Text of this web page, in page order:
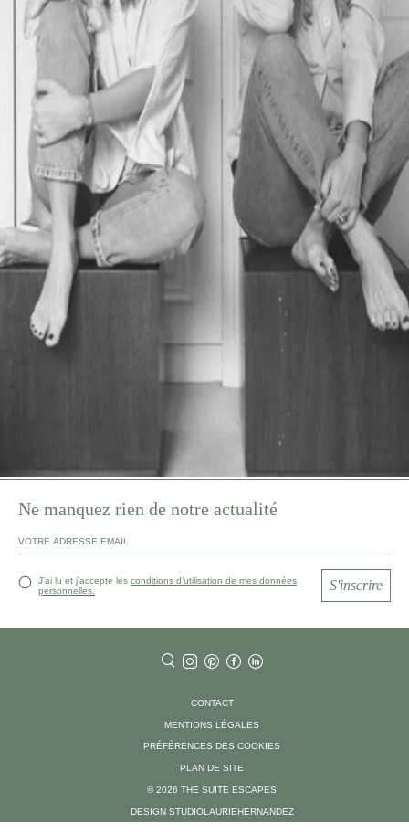
Ne manquez rien de notre actualité
J’ai lu et j’accepte les conditions d’utilisation de mes données
personnelles.
S'inscrire
CONTACT
MENTIONS LÉGALES
PRÉFÉRENCES DES COOKIES
PLAN DE SITE
© 2026 THE SUITE ESCAPES
DESIGN STUDIOLAURIEHERNANDEZ